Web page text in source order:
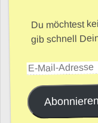
Du möchtest
gib schnell
E-Mail-Adresse
Abonnieren